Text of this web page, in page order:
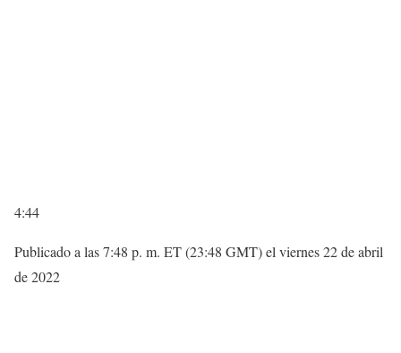
4:44
Publicado a las 7:48 p. m. ET (23:48 GMT) el viernes 22 de abril
de 2022